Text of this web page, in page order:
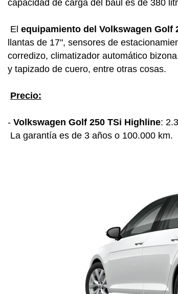
capacidad de carga del baúl es de 380
El equipamiento del Volkswagen Golf
llantas de 17", sensores de
corredizo, climatizador automático
y tapizado de cuero, entre otras cosas.
Precio:
- Volkswagen Golf 250 TSi Highline:
La garantía es de 3 años o 100.000 km.